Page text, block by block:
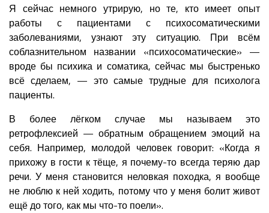
Я сейчас немного утрирую, но те, кто имеет опыт
работы с пациентами с психосоматическими
заболеваниями, узнают эту ситуацию. При всём
соблазнительном названии «психосоматические» —
вроде бы психика и соматика, сейчас мы быстренько
всё сделаем, — это самые трудные для психолога
пациенты.
В более лёгком случае мы называем это
ретрофлексией — обратным обращением эмоций на
себя. Например, молодой человек говорит: «Когда я
прихожу в гости к тёще, я почему-то всегда теряю дар
речи. У меня становится неловкая походка, я вообще
не люблю к ней ходить, потому что у меня болит живот
ещё до того, как мы что-то поели».